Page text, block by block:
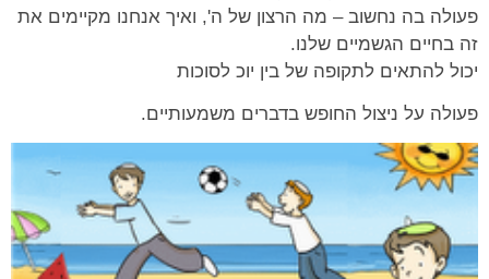
פעולה בה נחשוב – מה הרצון של ה', ואיך אנחנו מקיימים את
זה בחיים הגשמיים שלנו.
יכול להתאים לתקופה של בין יוכ לסוכות
פעולה על ניצול החופש בדברים משמעותיים.